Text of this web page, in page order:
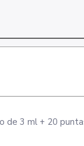
de 3 ml + 20